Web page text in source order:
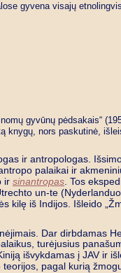
gyvena visajų
gyvūnų pėdsakais“
knygų, nors paskutinė,
ir antropologas.
palaikai ir
ir sinantropas . Tos
un-te
kilę iš Indijos. Išleido
Dar dirbdamas
turėjusius
išvykdamas į JAV ir
pagal kurią